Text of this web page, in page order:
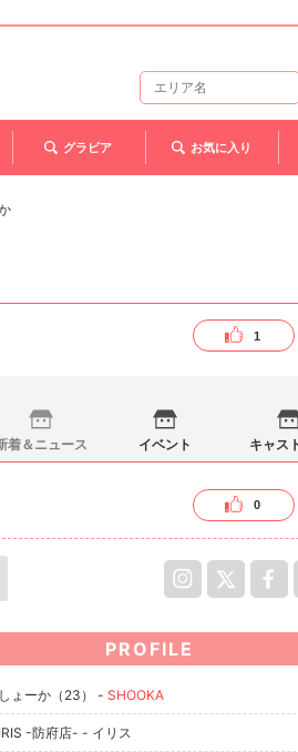
グラビア お気に入り
1
着＆ニュース イベント キャス
0
PROFILE
しょーか（23） - SHOOKA
IRIS -防府店- - イリス